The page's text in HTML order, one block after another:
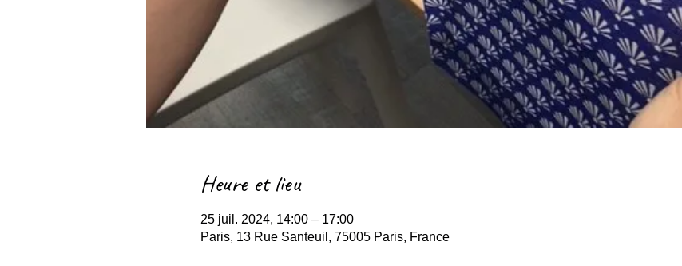
Heure et lieu
25 juil. 2024, 14:00 – 17:00
Paris, 13 Rue Santeuil, 75005 Paris, France